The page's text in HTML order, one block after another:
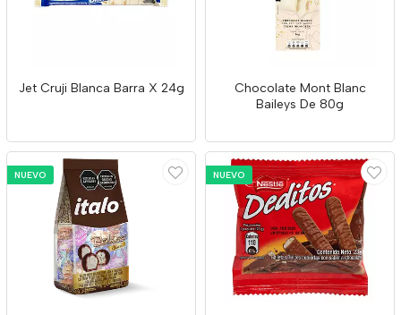
Jet Cruji Blanca Barra X 24g
Chocolate Mont Blanc
Baileys De 80g
NUEVO NUEVO